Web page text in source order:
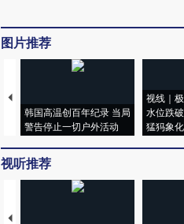
图片推荐
韩国高温创百年纪录 当局
警告停止一切户外活动
视线｜
水位跌
猛犸象
视听推荐